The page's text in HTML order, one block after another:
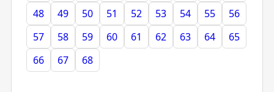
48
49 50 51 52 53 54 55
56
57
58 59 60 61 62 63 64
65
66
67 68